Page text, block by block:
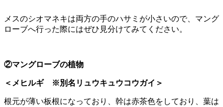
メスのシオマネキは両方の手のハサミが小さいので、マング
ローブへ行った際にはぜひ見分けてみてください。
②マングローブの植物
＜メヒルギ ※別名リュウキュウコウガイ＞
根元が薄い板根になっており、幹は赤茶色をしており、葉は